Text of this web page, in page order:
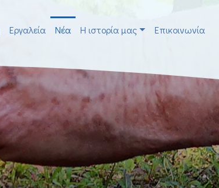
Εργαλεία Νέα H ιστορία μας Επικοινωνία